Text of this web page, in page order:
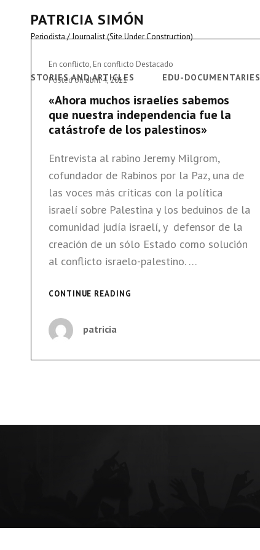
PATRICIA SIMÓN
Periodista / Journalist (Site Under Construction)
STORIES AND ARTICLES EDU-DOCUMENTARIES
Cat
Links
En conflicto, En conflicto Destacado
Posted onabril 4, 2011
«Ahora muchos israelíes sabemos
que nuestra independencia fue la
catástrofe de los palestinos»
Entrevista al rabino Jeremy Milgrom,
cofundador de Rabinos por la Paz, una de
las voces más críticas con la política
israelí sobre Palestina y los beduinos de la
comunidad judía israelí, y defensor de la
creación de un sólo Estado como solución
al conflicto israelo-palestino. …
CONTINUE READING
NUESTRA
DE
patricia